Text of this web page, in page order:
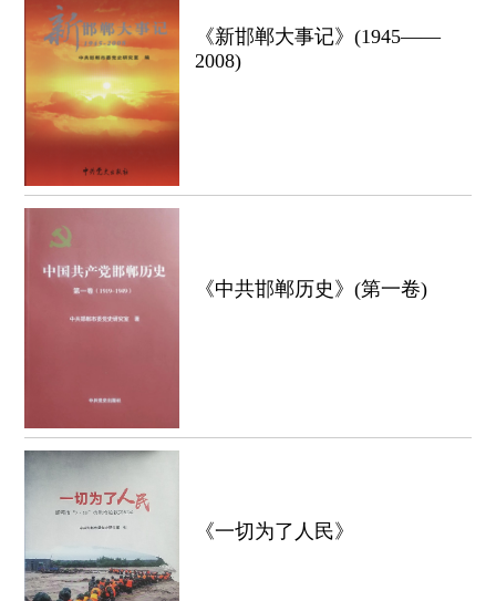
《新邯郸大事记》(1945——
2008)
《中共邯郸历史》(第一卷)
《一切为了人民》